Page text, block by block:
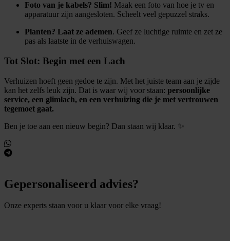
Foto van je kabels? Slim! Maak een foto van hoe je tv en
apparatuur zijn aangesloten. Scheelt veel gepuzzel straks.
Planten? Laat ze ademen. Geef ze luchtige ruimte en zet ze
pas als laatste in de verhuiswagen.
Tot Slot: Begin met een Lach
Verhuizen hoeft geen gedoe te zijn. Met het juiste team aan je zijde
kan het zelfs leuk zijn. Dat is waar wij voor staan: persoonlijke
service, een glimlach, en een verhuizing die je met vertrouwen
tegemoet gaat.
Ben je toe aan een nieuw begin? Dan staan wij klaar. ✨
Gepersonaliseerd advies?
Onze experts staan voor u klaar voor elke vraag!